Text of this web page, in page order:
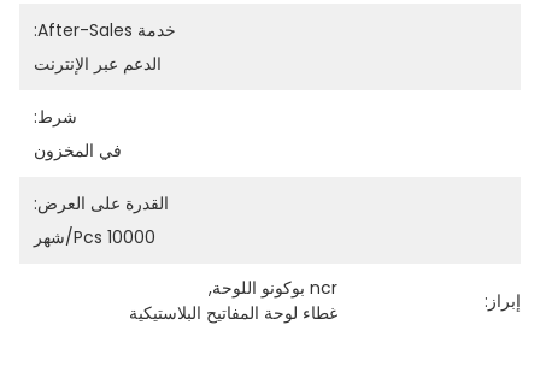
خدمة After-Sales:
الدعم عبر الإنترنت
شرط:
في المخزون
القدرة على العرض:
10000 Pcs/شهر
إبراز:
ncr بوكونو اللوحة
,
غطاء لوحة المفاتيح البلاستيكية